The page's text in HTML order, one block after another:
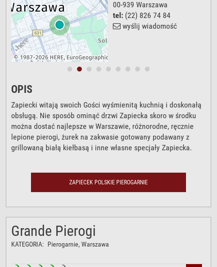
00-939 Warszawa
tel: (22) 826 74 84
wyślij wiadomość
OPIS
Zapiecki witają swoich Gości wyśmienitą kuchnią i doskonałą
obsługą. Nie sposób ominąć drzwi Zapiecka skoro w środku
można dostać najlepsze w Warszawie, różnorodne, ręcznie
lepione pierogi, żurek na zakwasie gotowany podawany z
grillowaną białą kiełbasą i inne własne specjały Zapiecka.
ZAPIECEK POLSKIE PIEROGARNIE
Grande Pierogi
KATEGORIA: Pierogarnie, Warszawa